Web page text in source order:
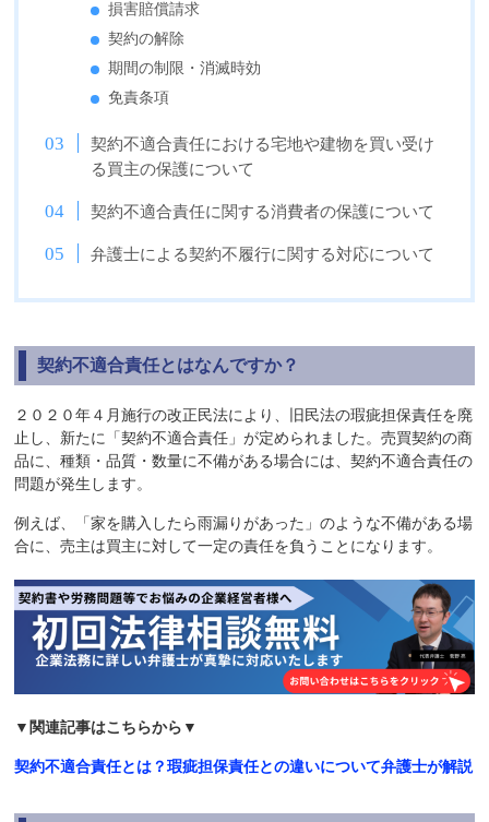
損害賠償請求
契約の解除
期間の制限・消滅時効
免責条項
契約不適合責任における宅地や建物を買い受け
る買主の保護について
契約不適合責任に関する消費者の保護について
弁護士による契約不履行に関する対応について
契約不適合責任とはなんですか？
２０２０年４月施行の改正民法により、旧民法の瑕疵担保責任を廃
止し、新たに「契約不適合責任」が定められました。売買契約の商
品に、種類・品質・数量に不備がある場合には、契約不適合責任の
問題が発生します。
例えば、「家を購入したら雨漏りがあった」のような不備がある場
合に、売主は買主に対して一定の責任を負うことになります。
▼関連記事はこちらから▼
契約不適合責任とは？瑕疵担保責任との違いについて弁護士が解説